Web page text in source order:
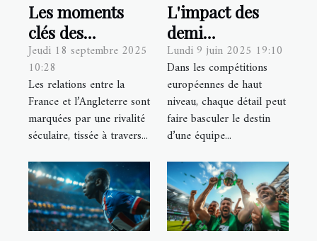
Les moments
clés des
confrontations
historiques
Franco-
Anglaises
Jeudi 18 septembre 2025
10:28
Les relations entre la
France et l’Angleterre sont
marquées par une rivalité
séculaire, tissée à travers...
L'impact des
demi
d'ouverture sur
les résultats en
Champions Cup
Lundi 9 juin 2025 19:10
Dans les compétitions
européennes de haut
niveau, chaque détail peut
faire basculer le destin
d’une équipe...